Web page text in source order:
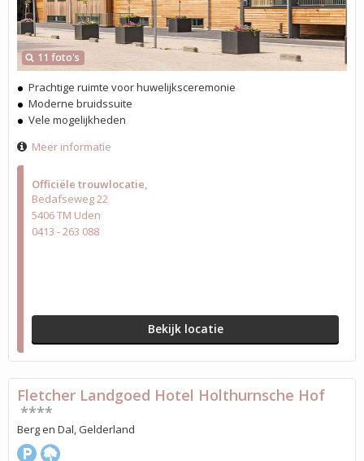
Officiële trouwlocatie
Bedafseweg 22
5406 TM Uden
0413 - 263 088
Bekijk locatie
11 foto's
Prachtige ruimte voor huwelijksceremonie
Moderne bruidssuite
Vele mogelijkheden
Meer informatie
Fletcher Landgoed Hotel Holthurnsche Hof
****
Berg en Dal, Gelderland